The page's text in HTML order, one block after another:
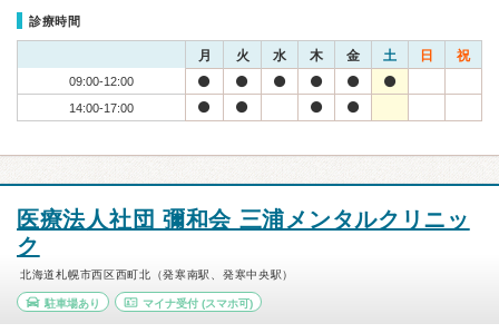
診療時間
月 火 水 木 金 土 日 祝
09:00-12:00
14:00-17:00
医療法人社団 彌和会 三浦メンタルクリニッ
ク
北海道札幌市西区西町北（発寒南駅、発寒中央駅）
駐車場あり マイナ受付(スマホ可)